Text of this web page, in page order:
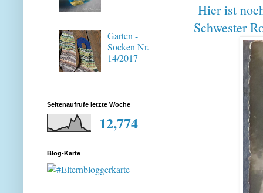
Hier ist
Schwester
Garten -
Socken Nr.
14/2017
Seitenaufrufe letzte Woche
12,774
Blog-Karte